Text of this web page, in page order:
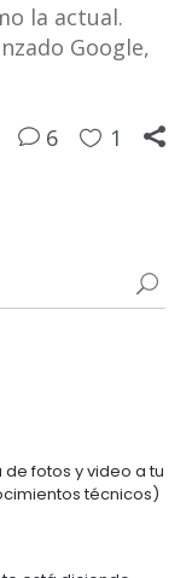
la actual.
Google,
6 1
fotos y video a tu
técnicos)